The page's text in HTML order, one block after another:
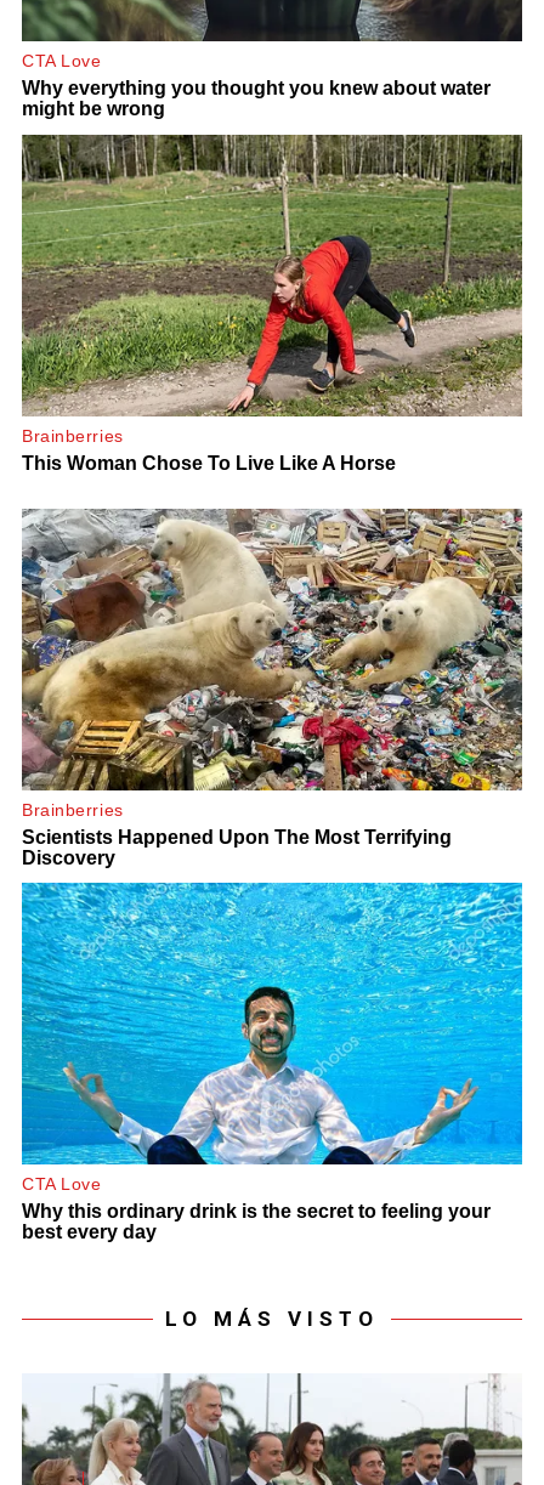
LO MÁS VISTO